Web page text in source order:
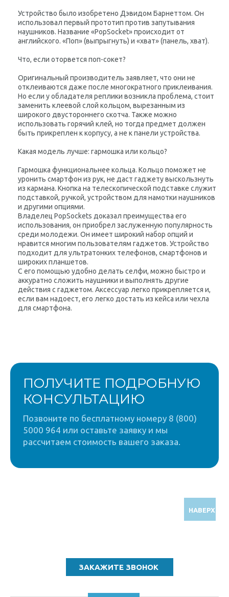
Устройство было изобретено Дэвидом Барнеттом. Он
использовал первый прототип против запутывания
наушников. Название «PopSocket» происходит от
английского. «Поп» (выпрыгнуть) и «хват» (панель, хват).
Что, если оторвется поп-сокет?
Оригинальный производитель заявляет, что они не
отклеиваются даже после многократного приклеивания.
Но если у обладателя реплики возникла проблема, стоит
заменить клеевой слой кольцом, вырезанным из
широкого двустороннего скотча. Также можно
использовать горячий клей, но тогда предмет должен
быть прикреплен к корпусу, а не к панели устройства.
Какая модель лучше: гармошка или кольцо?
Гармошка функциональнее кольца. Кольцо поможет не
уронить смартфон из рук, не даст гаджету выскользнуть
из кармана. Кнопка на телескопической подставке служит
подставкой, ручкой, устройством для намотки наушников
и другими опциями.
Владелец PopSockets доказал преимущества его
использования, он приобрел заслуженную популярность
среди молодежи. Он имеет широкий набор опций и
нравится многим пользователям гаджетов. Устройство
подходит для ультратонких телефонов, смартфонов и
широких планшетов.
С его помощью удобно делать селфи, можно быстро и
аккуратно сложить наушники и выполнять другие
действия с гаджетом. Аксессуар легко прикрепляется и,
если вам надоест, его легко достать из кейса или чехла
для смартфона.
ПОЛУЧИТЕ ПОДРОБНУЮ
КОНСУЛЬТАЦИЮ
Позвоните по бесплатному номеру 8 (800)
5000 964 или оставьте заявку и мы
рассчитаем стоимость вашего заказа.
НАВЕРХ